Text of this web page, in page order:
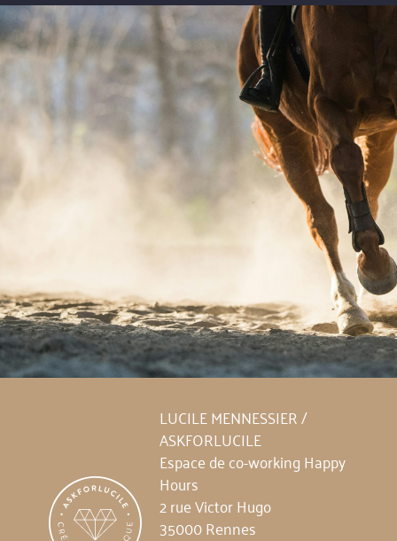
LUCILE MENNESSIER /
ASKFORLUCILE
Espace de co-working Happy
Hours
2 rue Victor Hugo
35000 Rennes